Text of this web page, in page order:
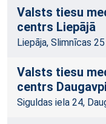
Valsts tiesu
centrs Liepājā
Liepāja, Slimnīcas 25
Valsts tiesu
centrs
Siguldas iela 24,